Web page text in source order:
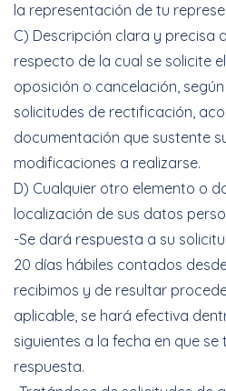
la representación de tu
C) Descripción clara y precisa
respecto de la cual se solicite
oposición o cancelación,
solicitudes de rectificación,
documentación que sustente
modificaciones a realizarse.
D) Cualquier otro elemento o
localización de sus datos
-Se dará respuesta a su
20 días hábiles contados
recibimos y de resultar
aplicable, se hará efectiva
siguientes a la fecha en que se
respuesta.